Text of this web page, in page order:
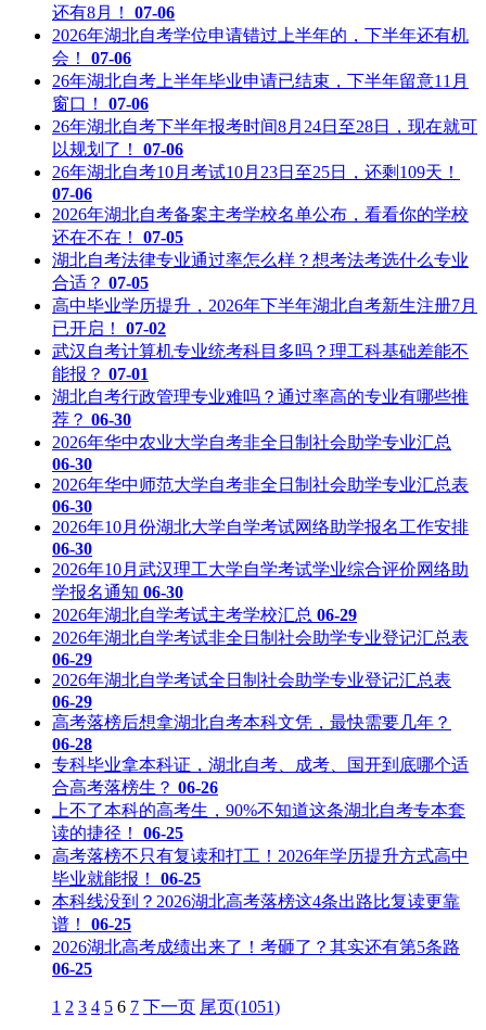
还有8月！
07-06
2026年湖北自考学位申请错过上半年的，下半年还有机
会！
07-06
26年湖北自考上半年毕业申请已结束，下半年留意11月
窗口！
07-06
26年湖北自考下半年报考时间8月24日至28日，现在就可
以规划了！
07-06
26年湖北自考10月考试10月23日至25日，还剩109天！
07-06
2026年湖北自考备案主考学校名单公布，看看你的学校
还在不在！
07-05
湖北自考法律专业通过率怎么样？想考法考选什么专业
合适？ 07-05
高中毕业学历提升，2026年下半年湖北自考新生注册7月
已开启！
07-02
武汉自考计算机专业统考科目多吗？理工科基础差能不
能报？ 07-01
湖北自考行政管理专业难吗？通过率高的专业有哪些推
荐？ 06-30
2026年华中农业大学自考非全日制社会助学专业汇总
06-30
2026年华中师范大学自考非全日制社会助学专业汇总表
06-30
2026年10月份湖北大学自学考试网络助学报名工作安排
06-30
2026年10月武汉理工大学自学考试学业综合评价网络助
学报名通知 06-30
2026年湖北自学考试主考学校汇总 06-29
2026年湖北自学考试非全日制社会助学专业登记汇总表
06-29
2026年湖北自学考试全日制社会助学专业登记汇总表
06-29
高考落榜后想拿湖北自考本科文凭，最快需要几年？
06-28
专科毕业拿本科证，湖北自考、成考、国开到底哪个适
合高考落榜生？ 06-26
上不了本科的高考生，90%不知道这条湖北自考专本套
读的捷径！
06-25
高考落榜不只有复读和打工！2026年学历提升方式高中
毕业就能报！
06-25
本科线没到？2026湖北高考落榜这4条出路比复读更靠
谱！
06-25
2026湖北高考成绩出来了！考砸了？其实还有第5条路
06-25
1 2 3 4 5 6 7 下一页 尾页(1051)